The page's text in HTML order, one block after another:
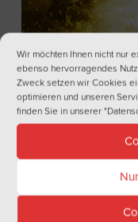
Wir möchten Ihnen nicht nur
ebenso hervorragendes
Zweck setzen wir Cookies
optimieren und unseren
finden Sie in unserer